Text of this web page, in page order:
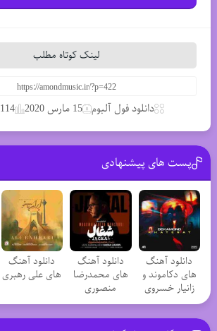
لینک کوتاه مطلب
دانلود فول آلبوم 15 مارس 2020 114
پست های پیشنهادی
دانلود آهنگ
های دکاموند و
زانیار خسروی
دانلود آهنگ
های محمدرضا
منصوری
دانلود آهنگ
های علی رهبری